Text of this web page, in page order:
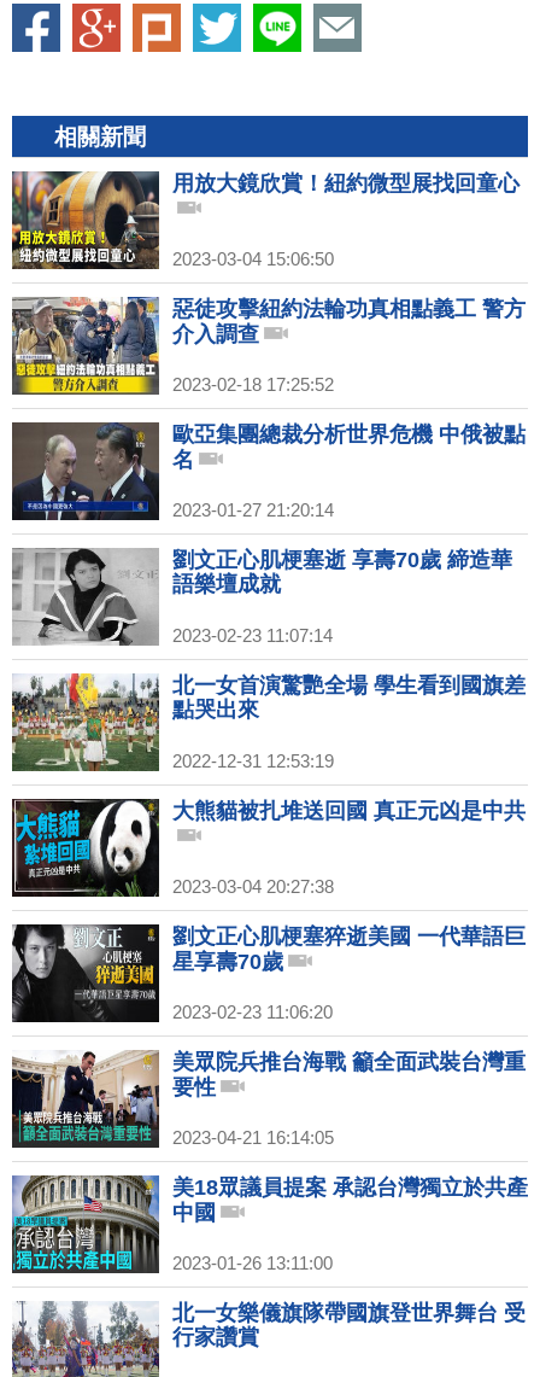
相關新聞
用放大鏡欣賞！紐約微型展找回童心
2023-03-04 15:06:50
惡徒攻擊紐約法輪功真相點義工 警方
介入調查
2023-02-18 17:25:52
歐亞集團總裁分析世界危機 中俄被點
名
2023-01-27 21:20:14
劉文正心肌梗塞逝 享壽70歲 締造華
語樂壇成就
2023-02-23 11:07:14
北一女首演驚艷全場 學生看到國旗差
點哭出來
2022-12-31 12:53:19
大熊貓被扎堆送回國 真正元凶是中共
2023-03-04 20:27:38
劉文正心肌梗塞猝逝美國 一代華語巨
星享壽70歲
2023-02-23 11:06:20
美眾院兵推台海戰 籲全面武裝台灣重
要性
2023-04-21 16:14:05
美18眾議員提案 承認台灣獨立於共產
中國
2023-01-26 13:11:00
北一女樂儀旗隊帶國旗登世界舞台 受
行家讚賞